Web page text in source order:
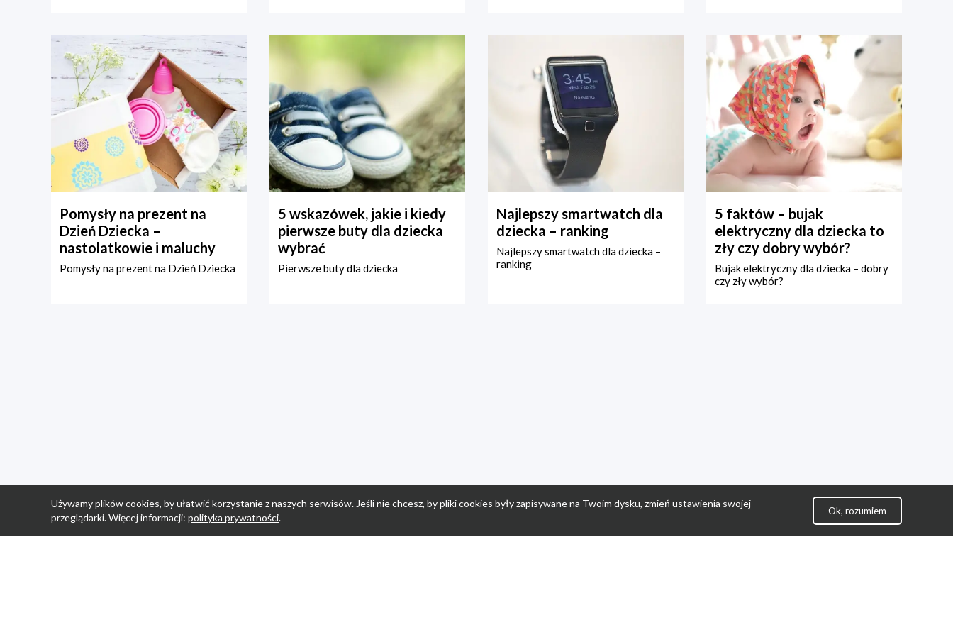
Pomysły na prezent na
Dzień Dziecka –
nastolatkowie i maluchy
Pomysły na prezent na Dzień Dziecka
5 wskazówek, jakie i kiedy
pierwsze buty dla dziecka
wybrać
Pierwsze buty dla dziecka
Najlepszy smartwatch dla
dziecka – ranking
Najlepszy smartwatch dla dziecka –
ranking
5 faktów – bujak
elektryczny dla dziecka to
zły czy dobry wybór?
Bujak elektryczny dla dziecka – dobry
czy zły wybór?
Używamy plików cookies, by ułatwić korzystanie z naszych serwisów. Jeśli nie chcesz, by pliki cookies były zapisywane na Twoim dysku, zmień ustawienia swojej
przeglądarki. Więcej informacji: polityka prywatności.
Ok, rozumiem